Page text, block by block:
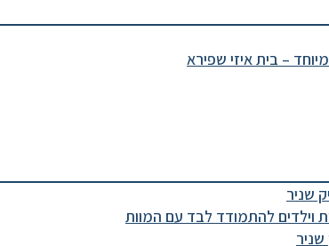
– בית איזי שפירא
שניר
וילדים להתמודד לבד עם המוות
שניר